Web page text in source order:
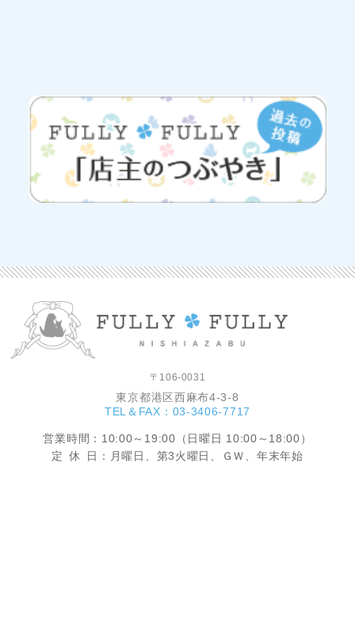
〒106-0031
東京都港区西麻布4-3-8
TEL＆FAX：03-3406-7717
営業時間 ：10:00～19:00（日曜日 10:00～18:00）
定休
日：月曜日、第3火曜日、ＧＷ、年末年始